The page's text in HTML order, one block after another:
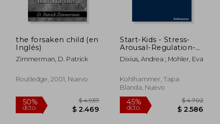
dcto. $ 1.355 dcto.
the forsaken child (en
Inglés)
Zimmerman, D. Patrick
Routledge, 2001, Nuevo
Start-Kids - Stress-
Arousal-Regulation-
Treatment for Kids:
Ein Dbt-Orientiertes
Stressresilienz Und
Emotionsregulation
(en Alemán)
Dixius, Andrea ; Mohler, Eva
Kohlhammer, Tapa
Blanda, Nuevo